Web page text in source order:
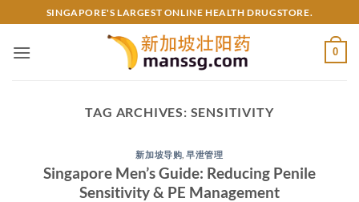
to
content
SINGAPORE'S LARGEST ONLINE HEALTH DRUGSTORE.
0
TAG ARCHIVES: SENSITIVITY
新加坡导购 ,早泄管理
Singapore Men’s Guide: Reducing Penile
Sensitivity & PE Management​